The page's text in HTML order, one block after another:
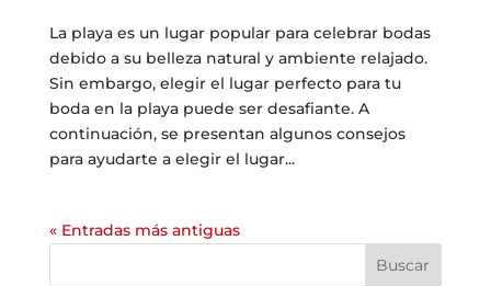
La playa es un lugar popular para celebrar bodas
debido a su belleza natural y ambiente relajado.
Sin embargo, elegir el lugar perfecto para tu
boda en la playa puede ser desafiante. A
continuación, se presentan algunos consejos
para ayudarte a elegir el lugar...
« Entradas más antiguas